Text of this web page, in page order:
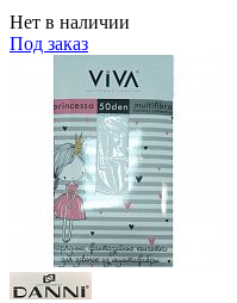
Нет в наличии
Под заказ